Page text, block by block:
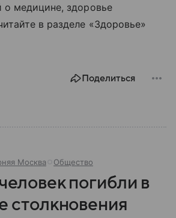
о медицине, здоровье
в разделе «Здоровье»
Поделиться
Москва Общество
погибли в
столкновения